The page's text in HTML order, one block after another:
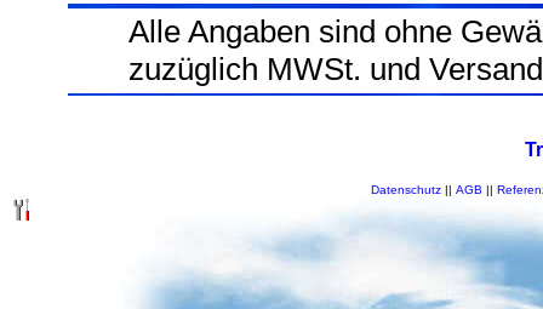
Alle Angaben sind ohne
zuzüglich MWSt. und
Datenschutz|| AGB ||